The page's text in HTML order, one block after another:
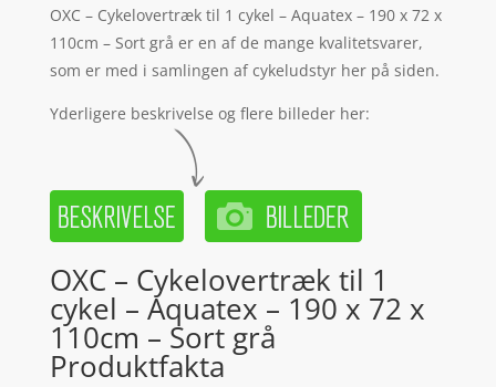
OXC – Cykelovertræk til 1 cykel – Aquatex – 190 x 72 x
110cm – Sort grå er en af de mange kvalitetsvarer,
som er med i samlingen af cykeludstyr her på siden.
Yderligere beskrivelse og flere billeder her:
OXC – Cykelovertræk til 1
cykel – Aquatex – 190 x 72 x
110cm – Sort grå
Produktfakta